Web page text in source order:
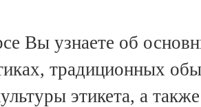
Вы узнаете об
традиционных
этикета, а